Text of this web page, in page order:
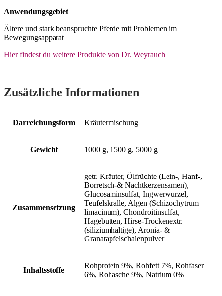
Anwendungsgebiet
Ältere und stark beanspruchte Pferde mit Problemen im
Bewegungsapparat
Hier findest du weitere Produkte von Dr. Weyrauch
Zusätzliche Informationen
Darreichungsform Kräutermischung
Gewicht 1000 g, 1500 g, 5000 g
Zusammensetzung
getr. Kräuter, Ölfrüchte (Lein-, Hanf-,
Borretsch-& Nachtkerzensamen),
Glucosaminsulfat, Ingwerwurzel,
Teufelskralle, Algen (Schizochytrum
limacinum), Chondroitinsulfat,
Hagebutten, Hirse-Trockenextr.
(siliziumhaltige), Aronia- &
Granatapfelschalenpulver
Inhaltsstoffe
Rohprotein 9%, Rohfett 7%, Rohfaser
6%, Rohasche 9%, Natrium 0%